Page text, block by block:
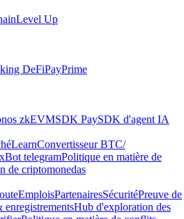
Level Up
DeFiPayPrime
zkEVMSDK PaySDK d'agent IA
LearnConvertisseur BTC/
Bot telegramPolitique en matière de
de criptomonedas
EmploisPartenairesSécuritéPreuve de
enregistrementsHub d'exploration des